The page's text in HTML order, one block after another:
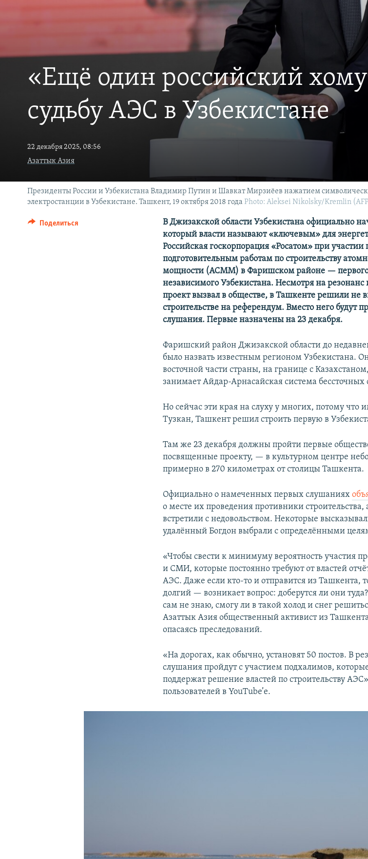
«Ещё один российский
судьбу АЭС в Узбекистане
22 декабря 2025, 08:56
Азаттык Азия
Президенты России и Узбекистана Владимир Путин и Шавкат Мирзиёев нажатием
электростанции в Узбекистане. Ташкент, 19 октября 2018 года Photo: Aleksei Nikolsky/Kremlin
Поделиться
В Джизакской области Узбекистана официально
который власти называют «ключевым» для
Российская госкорпорация «Росатом» при
подготовительным работам по строительству
мощности (АСММ) в Фаришском районе — первого
независимого Узбекистана. Несмотря на
проект вызвал в обществе, в Ташкенте решили не
строительстве на референдум. Вместо него будут
слушания. Первые назначены на 23 декабря.
Фаришский район Джизакской области до
было назвать известным регионом Узбекистана.
восточной части страны, на границе с
занимает Айдар-Арнасайская система бессточных
Но сейчас эти края на слуху у многих, потому что
Тузкан, Ташкент решил строить первую в
Там же 23 декабря должны пройти первые
посвященные проекту, — в культурном центре
примерно в 270 километрах от столицы Ташкента.
Официально о намеченных первых слушаниях
о месте их проведения противники строительства,
встретили с недовольством. Некоторые
удалённый Богдон выбрали с определёнными
«Чтобы свести к минимуму вероятность участия
и СМИ, которые постоянно требуют от властей
АЭС. Даже если кто-то и отправится из Ташкента,
долгий — возникает вопрос: доберутся ли они
сам не знаю, смогу ли в такой холод и снег
Азаттык Азия общественный активист из
опасаясь преследований.
«На дорогах, как обычно, установят 50 постов. В
слушания пройдут с участием подхалимов,
поддержат решение властей по строительству
пользователей в YouTube’е.